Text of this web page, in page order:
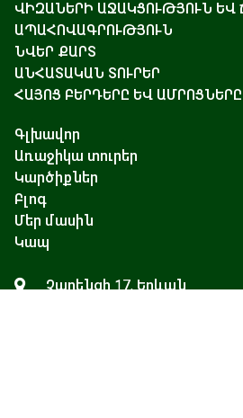
ՎԻԶԱՆԵՐԻ ԱՋԱԿՑՈՒԹՅՈՒՆ
ԱՊԱՀՈՎԱԳՐՈՒԹՅՈՒՆ
ՆՎԵՐ ՔԱՐՏ
ԱՆՀԱՏԱԿԱՆ ՏՈՒՐԵՐ
ՀԱՅՈՑ ԲԵՐԴԵՐԸ ԵՎ ԱՄՐՈՑՆԵՐԸ
Գլխավոր
Առաջիկա տուրեր
Կարծիքներ
Բլոգ
Մեր մասին
Կապ
Չարենցի 17, Երևան